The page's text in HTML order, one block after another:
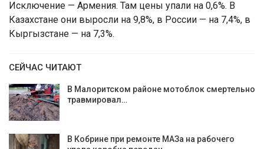
Исключение — Армения. Там цены упали на 0,6%. В
Казахстане они выросли на 9,8%, в России — на 7,4%, в
Кыргызстане — на 7,3%.
СЕЙЧАС ЧИТАЮТ
В Малоритском районе мотоблок смертельно
травмировал…
В Кобрине при ремонте МАЗа на рабочего